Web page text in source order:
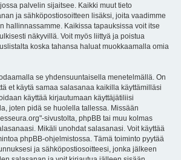
palvelin sijaitsee. Kaikki muut tieto
ja sähköpostiosoitteen lisäksi, joita vaadimme
hallinnassamme. Kaikissa tapauksissa voit itse
näkyvillä. Voit myös liittyä ja poistua
koska tahansa haluat muokkaamalla omia
se yhdensuuntaisella menetelmällä. On
et käytä samaa salasanaa kaikilla käyttämilläsi
käyttää kirjautumaan käyttäjätiliisi
joten pidä se huolella tallessa. Missään
sivustolta, phpBB tai muu kolmas
Mikäli unohdat salasanasi. Voit käyttää
phpBB-ohjelmistossa. Tämä toiminto pyytää
ja sähköpostiosoitteesi, jonka jälkeen